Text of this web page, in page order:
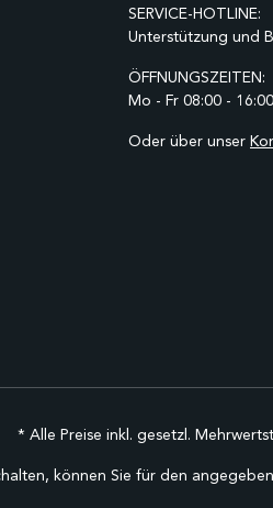
SERVICE-HOTLINE:
Unterstützung und
ÖFFNUNGSZEITEN:
Mo - Fr 08:00 -
Oder über unser
* Alle Preise inkl. gesetzl.
können Sie für den